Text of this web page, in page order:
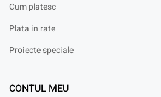
Cum platesc
Plata in rate
Proiecte speciale
CONTUL MEU